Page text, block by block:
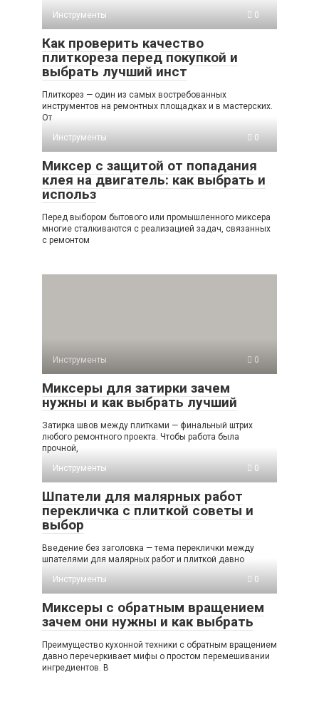
Инструменты
0
Как проверить качество
плиткореза перед покупкой и
выбрать лучший инст
Плиткорез — один из самых востребованных
инструментов на ремонтных площадках и в мастерских.
От
Инструменты
0
Миксер с защитой от попадания
клея на двигатель: как выбрать и
использ
Перед выбором бытового или промышленного миксера
многие сталкиваются с реализацией задач, связанных
с ремонтом
Инструменты 0
Миксеры для затирки зачем
нужны и как выбрать лучший
Затирка швов между плитками — финальный штрих
любого ремонтного проекта. Чтобы работа была
прочной,
Инструменты
0
Шпатели для малярных работ
перекличка с плиткой советы и
выбор
Введение без заголовка — тема переклички между
шпателями для малярных работ и плиткой давно
Инструменты
0
Миксеры с обратным вращением
зачем они нужны и как выбрать
Преимущество кухонной техники с обратным вращением
давно перечеркивает мифы о простом перемешивании
ингредиентов. В